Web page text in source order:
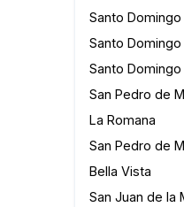
Santo
Santo Domingo
Santo
San Pedro de
La Romana
San Pedro de
Bella Vista
San Juan de la